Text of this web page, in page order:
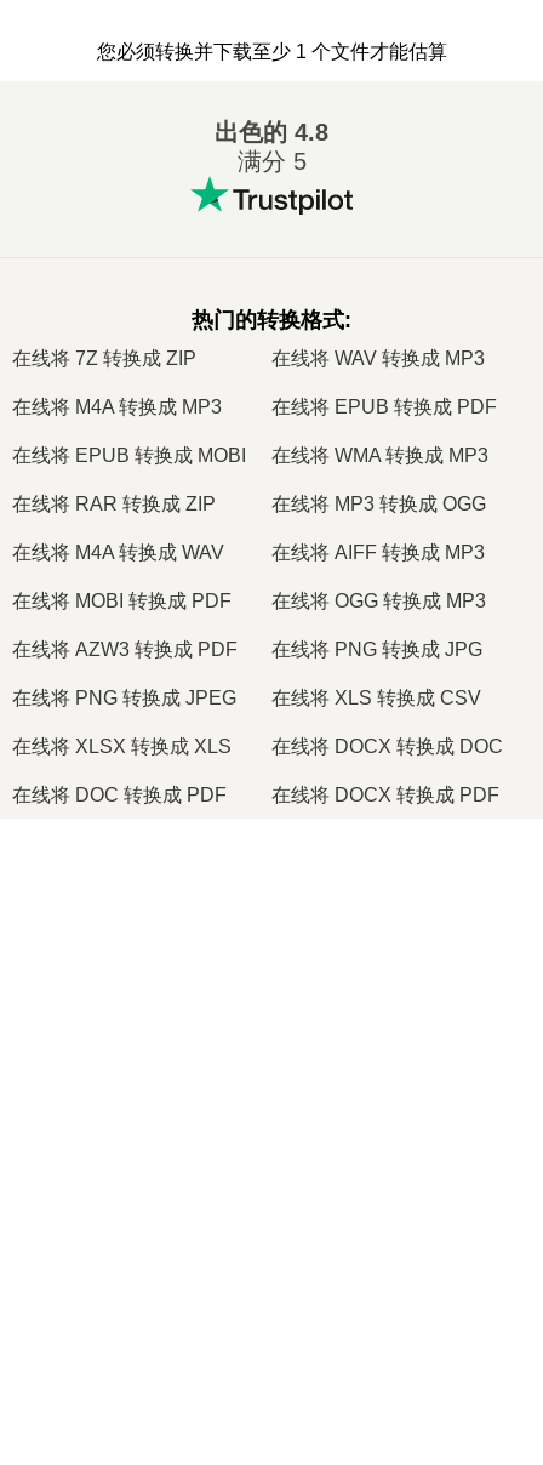
您必须转换并下载至少 1 个文件才能估算
出色的 4.8
满分 5
热门的转换格式:
在线将 7Z 转换成 ZIP 在线将 WAV 转换成 MP3
在线将 M4A 转换成 MP3 在线将 EPUB 转换成 PDF
在线将 EPUB 转换成 MOBI 在线将 WMA 转换成 MP3
在线将 RAR 转换成 ZIP 在线将 MP3 转换成 OGG
在线将 M4A 转换成 WAV 在线将 AIFF 转换成 MP3
在线将 MOBI 转换成 PDF 在线将 OGG 转换成 MP3
在线将 AZW3 转换成 PDF 在线将 PNG 转换成 JPG
在线将 PNG 转换成 JPEG 在线将 XLS 转换成 CSV
在线将 XLSX 转换成 XLS 在线将 DOCX 转换成 DOC
在线将 DOC 转换成 PDF 在线将 DOCX 转换成 PDF